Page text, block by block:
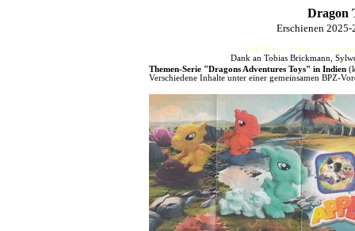
Dragon
Erschienen
HJFHenze - Helmut´s
Dank an Tobias Brickmann,
Themen-Serie "Dragons Adventures Toys" in Indien
Verschiedene Inhalte unter einer gemeinsamen BPZ-